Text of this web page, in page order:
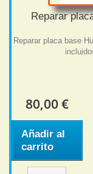
Reparar
Reparar placa base
80,00 €
Añadir al
carrito